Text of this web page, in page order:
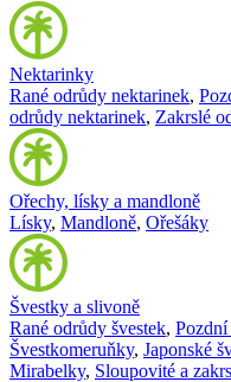
Nektarinky
Rané odrůdy nektarinek,
odrůdy nektarinek, Zakrslé
Ořechy, lísky a mandloně
Lísky, Mandloně, Ořešáky
Švestky a slivoně
Rané odrůdy švestek, Pozdní
Švestkomeruňky, Japonské
Mirabelky, Sloupovité a